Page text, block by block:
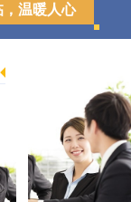
，温暖人心